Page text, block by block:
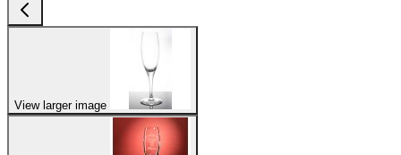
View larger image